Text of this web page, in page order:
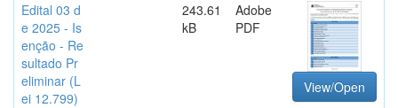
Edital 03 d
e 2025 - Is
enção - Re
sultado Pr
eliminar (L
ei 12.799)
243.61
kB
Adobe
PDF
View/Open